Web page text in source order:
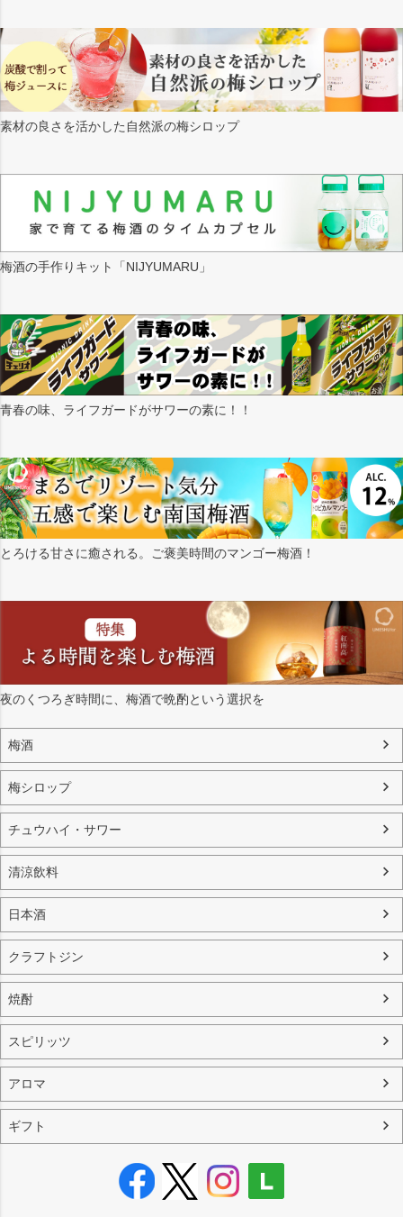
素材の良さを活かした自然派の梅シロップ
梅酒の手作りキット「NIJYUMARU」
青春の味、ライフガードがサワーの素に！！
とろける甘さに癒される。ご褒美時間のマンゴー梅酒！
夜のくつろぎ時間に、梅酒で晩酌という選択を
梅酒
梅シロップ
チュウハイ・サワー
清涼飲料
日本酒
クラフトジン
焼酎
スピリッツ
アロマ
ギフト